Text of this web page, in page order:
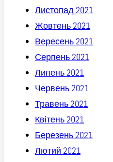
Листопад 2021
Жовтень 2021
Вересень 2021
Серпень 2021
Липень 2021
Червень 2021
Травень 2021
Квітень 2021
Березень 2021
Лютий 2021